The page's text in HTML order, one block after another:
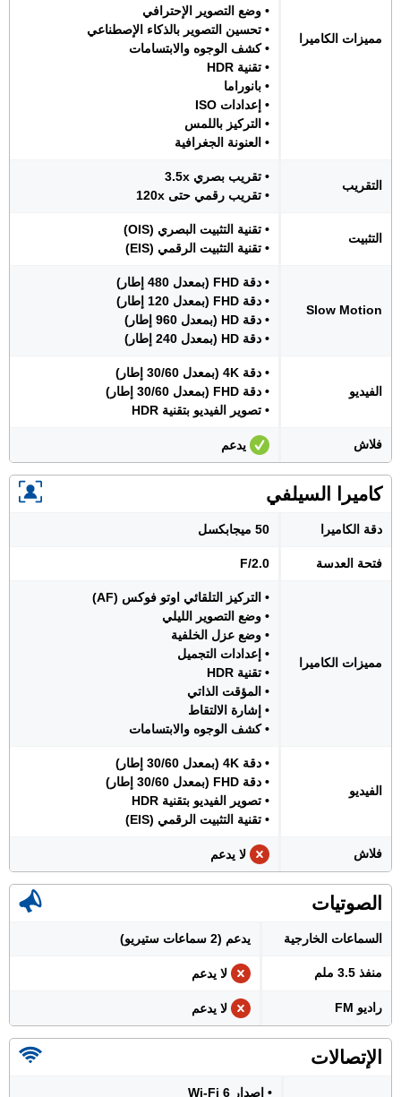
مميزات الكاميرا
• وضع التصوير الإحترافي
• تحسين التصوير بالذكاء الإصطناعي
• كشف الوجوه والابتسامات
• تقنية HDR
• بانوراما
• إعدادات ISO
• التركيز باللمس
• العنونة الجغرافية
التقريب
• تقريب بصري 3.5x
• تقريب رقمي حتى 120x
التثبيت
• تقنية التثبيت البصري (OIS)
• تقنية التثبيت الرقمي (EIS)
Slow Motion
• دقة FHD (بمعدل 480 إطار)
• دقة FHD (بمعدل 120 إطار)
• دقة HD (بمعدل 960 إطار)
• دقة HD (بمعدل 240 إطار)
الفيديو
• دقة 4K (بمعدل 30/60 إطار)
• دقة FHD (بمعدل 30/60 إطار)
• تصوير الفيديو بتقنية HDR
فلاش يدعم
كاميرا السيلفي
دقة الكاميرا 50 ميجابكسل
فتحة العدسة F/2.0
مميزات الكاميرا
• التركيز التلقائي اوتو فوكس (AF)
• وضع التصوير الليلي
• وضع عزل الخلفية
• إعدادات التجميل
• تقنية HDR
• المؤقت الذاتي
• إشارة الالتقاط
• كشف الوجوه والابتسامات
الفيديو
• دقة 4K (بمعدل 30/60 إطار)
• دقة FHD (بمعدل 30/60 إطار)
• تصوير الفيديو بتقنية HDR
• تقنية التثبيت الرقمي (EIS)
فلاش لا يدعم
الصوتيات
السماعات الخارجية يدعم (2 سماعات ستيريو)
منفذ 3.5 ملم لا يدعم
راديو FM لا يدعم
الإتصالات
• إصدار Wi-Fi 6